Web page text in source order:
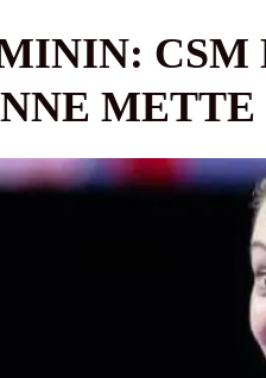
CSM
METTE